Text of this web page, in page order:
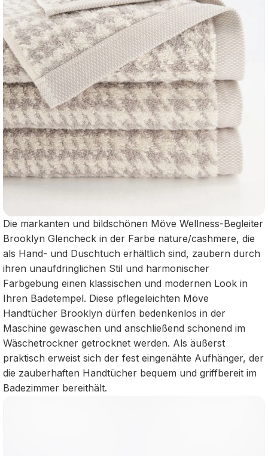
Die markanten und bildschönen Möve Wellness-Begleiter
Brooklyn Glencheck in der Farbe nature/cashmere, die
als Hand- und Duschtuch erhältlich sind, zaubern durch
ihren unaufdringlichen Stil und harmonischer
Farbgebung einen klassischen und modernen Look in
Ihren Badetempel. Diese pflegeleichten Möve
Handtücher Brooklyn dürfen bedenkenlos in der
Maschine gewaschen und anschließend schonend im
Wäschetrockner getrocknet werden. Als äußerst
praktisch erweist sich der fest eingenähte Aufhänger, der
die zauberhaften Handtücher bequem und griffbereit im
Badezimmer bereithält.